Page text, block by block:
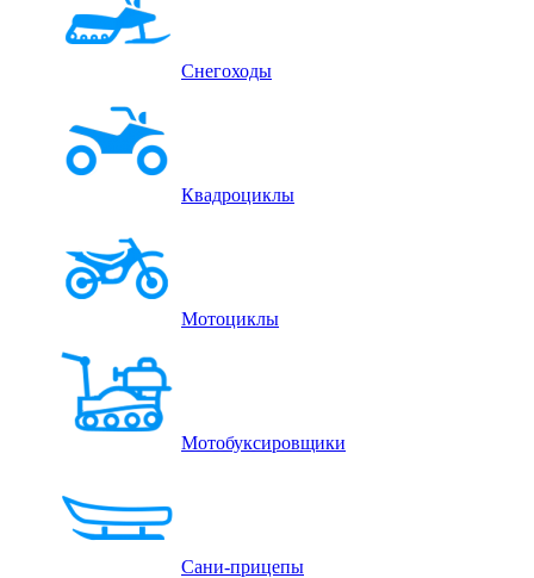
Снегоходы
Квадроциклы
Мотоциклы
Мотобуксировщики
Сани-прицепы